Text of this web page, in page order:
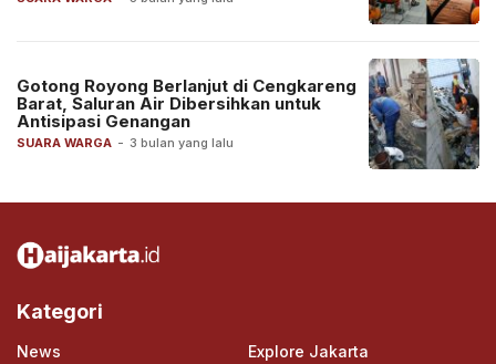
SUARA WARGA - 3 bulan yang lalu
Gotong Royong Berlanjut di Cengkareng
Barat, Saluran Air Dibersihkan untuk
Antisipasi Genangan
Kategori
News
Explore Jakarta